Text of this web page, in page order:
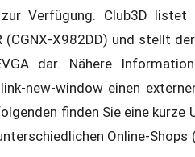
Verfügung. Club3D listet
(CGNX-X982DD) und stellt
dar. Nähere
new-window einen
finden Sie eine kurze
Online-Shops